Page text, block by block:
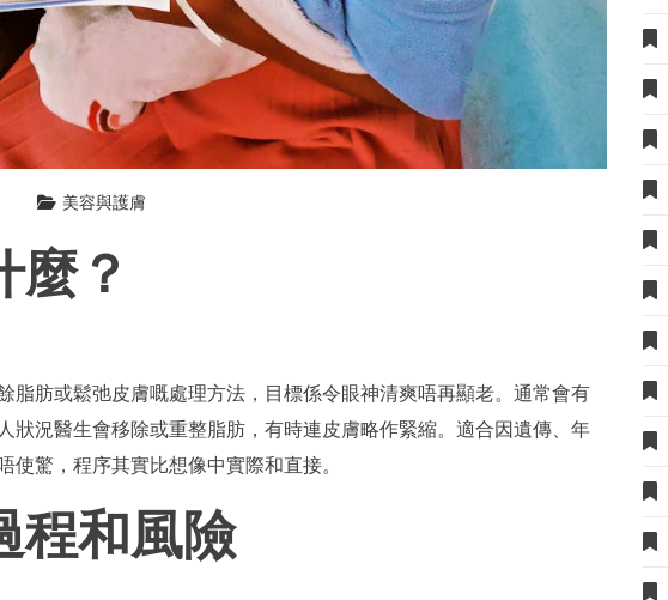
美容與護膚
麼？
脂肪或鬆弛皮膚嘅處理方法，目標係令眼神清爽唔再顯老。通常會有
狀況醫生會移除或重整脂肪，有時連皮膚略作緊縮。適合因遺傳、年
驚，程序其實比想像中實際和直接。
程和風險